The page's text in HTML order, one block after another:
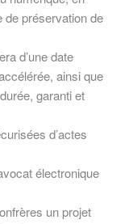
de préservation de
d’une date
ainsi que
garanti et
d’actes
électronique
un projet